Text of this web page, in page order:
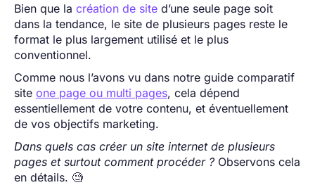
Bien que la création de site d’une seule page soit
dans la tendance, le site de plusieurs pages reste le
format le plus largement utilisé et le plus
conventionnel.
Comme nous l’avons vu dans notre guide comparatif
site one page ou multi pages, cela dépend
essentiellement de votre contenu, et éventuellement
de vos objectifs marketing.
Dans quels cas créer un site internet de plusieurs
pages et surtout comment procéder ? Observons cela
en détails. 🧐